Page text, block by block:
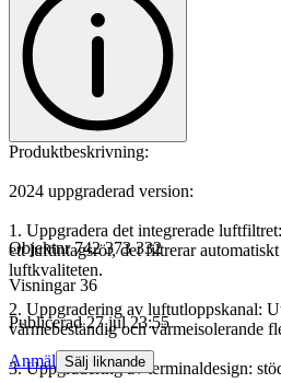
Produktbeskrivning:
2024 uppgraderad version:
1. Uppgradera det integrerade
ett luftintagsrör, det filtrerar
luftkvaliteten.
2. Uppgradering av luftutloppskanal:
värmebeständig och värmeisolerande
3. Uppgradering av terminaldesign:
Objektnr 742 373 332
Visningar 36
Publicerad 27 jul 23:55
Anmäl Sälj liknande